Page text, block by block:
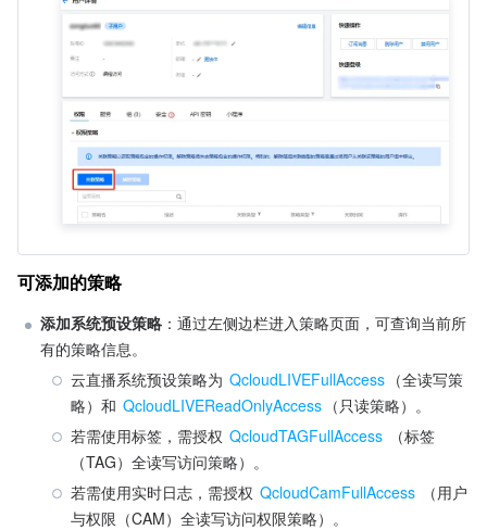
可添加的策略
添加系统预设策略 ：通过左侧边栏进入策略页面，可查询当前所
有的策略信息。
云直播系统预设策略为 QcloudLIVEFullAccess （全读写策
略）和 QcloudLIVEReadOnlyAccess （只读策略）。
若需使用标签，需授权 QcloudTAGFullAccess （标签
（TAG）全读写访问策略）。
若需使用实时日志，需授权 QcloudCamFullAccess （用户
与权限（CAM）全读写访问权限策略）。